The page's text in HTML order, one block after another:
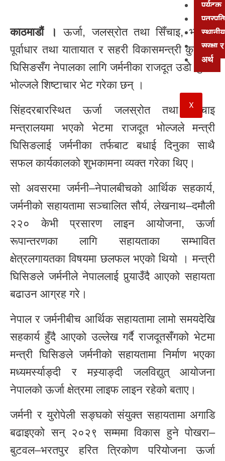
पर्यटक
सुरक्षा
अर्थ
X
काठमाडौं । ऊर्जा, जलस्रोत तथा सिँचाइ, भौतिक
पूर्वाधार तथा यातायात र सहरी विकासमन्त्री कुलमान
घिसिङसँग नेपालका लागि जर्मनीका राजदूत उडो युजेन
भोल्जले शिष्टाचार भेट गरेका छन् ।
सिंहदरबारस्थित ऊर्जा जलस्रोत तथा सिँचाइ
मन्त्रालयमा भएको भेटमा राजदूत भोल्जले मन्त्री
घिसिङलाई जर्मनीका तर्फबाट बधाई दिनुका साथै
सफल कार्यकालको शुभकामना व्यक्त गरेका थिए।
सो अवसरमा जर्मनी–नेपालबीचको आर्थिक सहकार्य,
जर्मनीको सहायतामा सञ्चालित सौर्य, लेखनाथ–दमौली
२२० केभी प्रसारण लाइन आयोजना, ऊर्जा
रूपान्तरणका लागि सहायताका सम्भावित
क्षेत्रलगायतका विषयमा छलफल भएको थियो । मन्त्री
घिसिङले जर्मनीले नेपाललाई पुर्‍याउँदै आएको सहायता
बढाउन आग्रह गरे।
नेपाल र जर्मनीबीच आर्थिक सहायतामा लामो समयदेखि
सहकार्य हुँदै आएको उल्लेख गर्दै राजदूतसँगको भेटमा
मन्त्री घिसिङले जर्मनीको सहायतामा निर्माण भएका
मध्यमर्स्याङ्दी र मस्र्याङ्दी जलविद्युत् आयोजना
नेपालको ऊर्जा क्षेत्रमा लाइफ लाइन रहेको बताए।
जर्मनी र युरोपेली सङ्घको संयुक्त सहायतामा अगाडि
बढाइएको सन् २०२९ सम्ममा विकास हुने पोखरा–
बुटवल–भरतपुर हरित त्रिकोण परियोजना ऊर्जा